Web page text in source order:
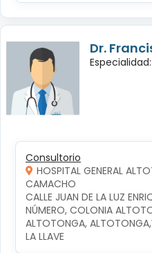
Dr.
Consultorio
HOSPITAL GENERAL
CAMACHO
CALLE JUAN DE LA LUZ
NÚMERO, COLONIA
ALTOTONGA,
LA LLAVE